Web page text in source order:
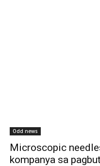
Odd news
Microscopic
kompanya sa